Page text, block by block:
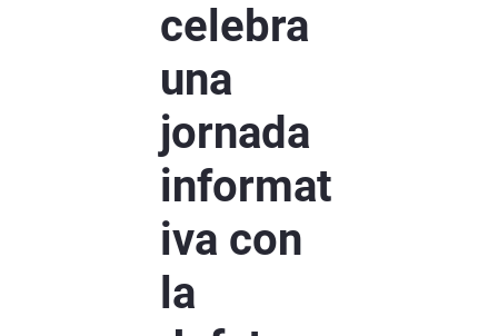
celebra
una
jornada
informat
iva con
la